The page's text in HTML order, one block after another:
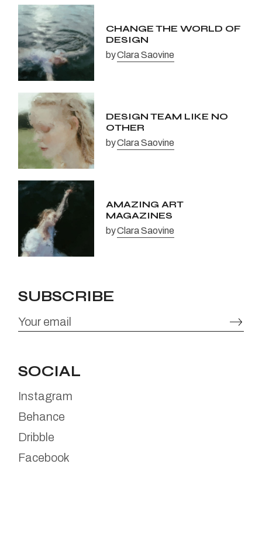
CHANGE THE WORLD OF
DESIGN
byClara Saovine
DESIGN TEAM LIKE NO
OTHER
byClara Saovine
AMAZING ART
MAGAZINES
byClara Saovine
SUBSCRIBE
SOCIAL
Instagram
Behance
Dribble
Facebook